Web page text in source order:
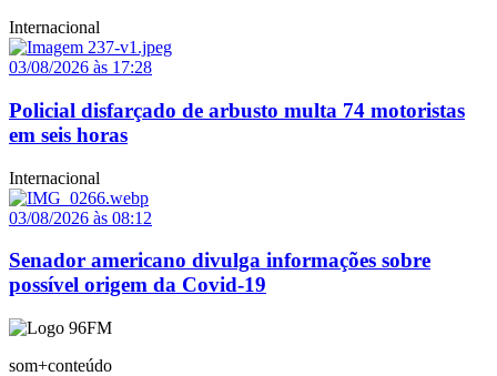
Internacional
03/08/2026 às 17:28
Policial disfarçado de arbusto multa 74 motoristas
em seis horas
Internacional
03/08/2026 às 08:12
Senador americano divulga informações sobre
possível origem da Covid-19
som+conteúdo